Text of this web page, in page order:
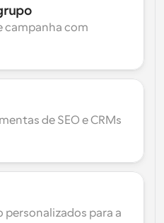
campanha com
de SEO e CRMs
personalizados para a